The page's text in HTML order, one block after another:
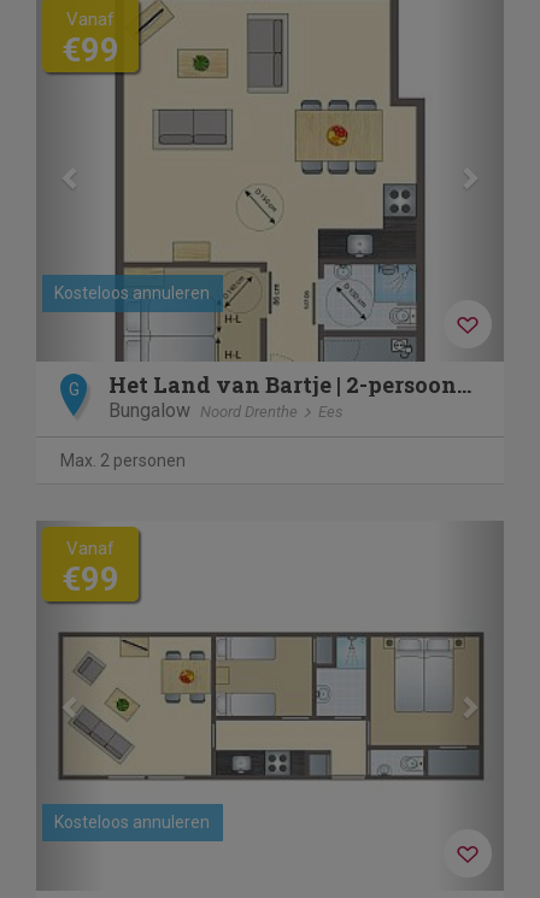
Previous
Kosteloos annuleren
Vanaf
€99
G Het Land van Bartje | 2-persoons bungalow - Speciaal toegank
Bungalow Noord Drenthe Ees
Max. 2 personen
Previous
Kosteloos annuleren
Vanaf
€99